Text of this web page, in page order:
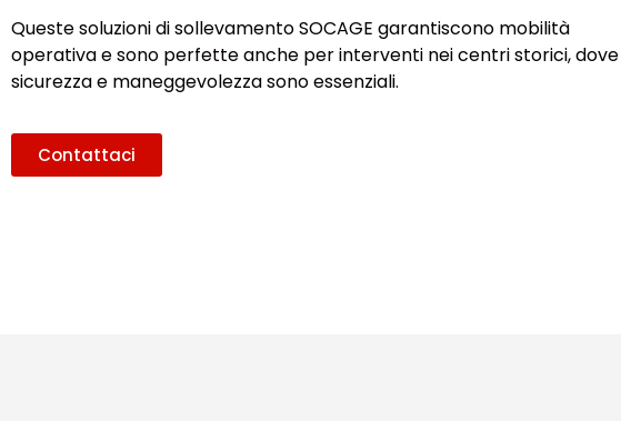
Queste soluzioni di sollevamento SOCAGE garantiscono mobilità
operativa e sono perfette anche per interventi nei centri storici, dove
sicurezza e maneggevolezza sono essenziali.
Contattaci